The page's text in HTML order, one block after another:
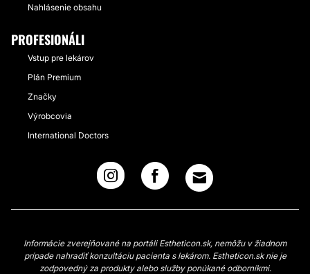
Nahlásenie obsahu
PROFESIONÁLI
Vstup pre lekárov
Plán Premium
Značky
Výrobcovia
International Doctors
Informácie zverejňované na portáli Estheticon.sk, nemôžu v žiadnom
prípade nahradiť konzultáciu pacienta s lekárom. Estheticon.sk nie je
zodpovedný za produkty alebo služby ponúkané odborníkmi.